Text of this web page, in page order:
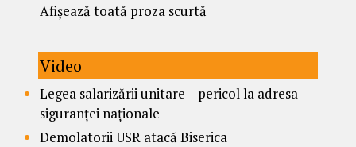
Afișează toată proza scurtă
Video
Legea salarizării unitare – pericol la adresa
siguranței naționale
Demolatorii USR atacă Biserica